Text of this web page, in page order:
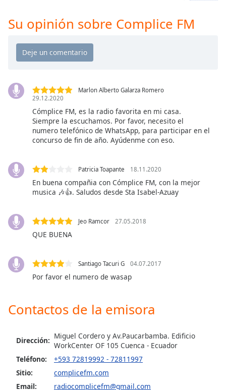
Chapters
Chapters
Descriptions
off
,
selected
subtitles
opens
subtitles
settings
dialog
off
,
selected
Track
Fullscreen
This
window.
Beginning
Su opinión sobre Complice FM
Marlon Alberto Galarza Romero
29.12.2020
Cómplice FM, es la radio favorita en mi casa.
Siempre la escuchamos. Por favor, necesito el
numero telefónico de WhatsApp, para participar en el
concurso de fin de año. Ayúdenme con eso.
Patricia Toapante 18.11.2020
En buena compañia con Cómplice FM, con la mejor
musica 🎶👍. Saludos desde Sta Isabel-Azuay
Jeo Ramcor 27.05.2018
QUE BUENA
Santiago Tacuri G 04.07.2017
Por favor el numero de wasap
Contactos de la emisora
Dirección: Miguel Cordero y Av.Paucarbamba. Edificio
WorkCenter OF 105 Cuenca - Ecuador
Teléfono:
+593 72819992 - 72811997
Sitio:
complicefm.com
Email:
radiocomplicefm@gmail.com